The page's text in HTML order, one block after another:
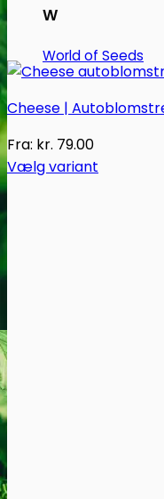
W
World of Seeds
Cheese |
Fra: kr. 79.00
Vælg variant
Dette
vare
varianter.
vælges
på
varesiden